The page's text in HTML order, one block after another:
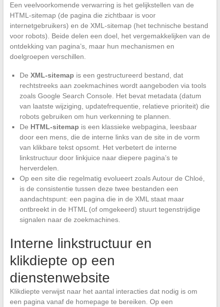
Een veelvoorkomende verwarring is het gelijkstellen van de
HTML-sitemap (de pagina die zichtbaar is voor
internetgebruikers) en de XML-sitemap (het technische bestand
voor robots). Beide delen een doel, het vergemakkelijken van de
ontdekking van pagina’s, maar hun mechanismen en
doelgroepen verschillen.
De XML-sitemap is een gestructureerd bestand, dat
rechtstreeks aan zoekmachines wordt aangeboden via tools
zoals Google Search Console. Het bevat metadata (datum
van laatste wijziging, updatefrequentie, relatieve prioriteit) die
robots gebruiken om hun verkenning te plannen.
De HTML-sitemap is een klassieke webpagina, leesbaar
door een mens, die de interne links van de site in de vorm
van klikbare tekst opsomt. Het verbetert de interne
linkstructuur door linkjuice naar diepere pagina’s te
herverdelen.
Op een site die regelmatig evolueert zoals Autour de Chloé,
is de consistentie tussen deze twee bestanden een
aandachtspunt: een pagina die in de XML staat maar
ontbreekt in de HTML (of omgekeerd) stuurt tegenstrijdige
signalen naar de zoekmachines.
Interne linkstructuur en
klikdiepte op een
dienstenwebsite
Klikdiepte verwijst naar het aantal interacties dat nodig is om
een pagina vanaf de homepage te bereiken. Op een